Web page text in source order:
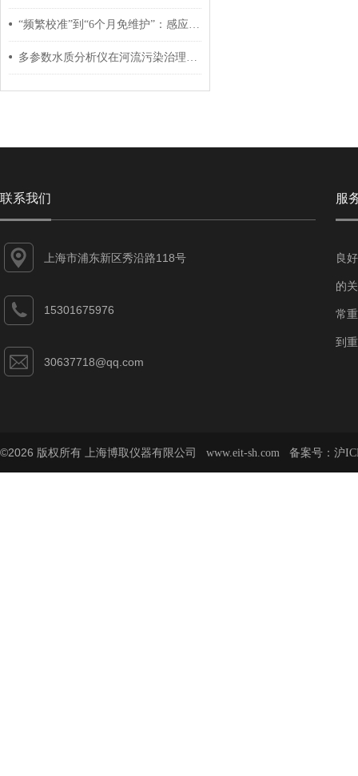
“频繁校准”到“6个月免维护”：感应式传感器如何革新运维？
多参数水质分析仪在河流污染治理中的应用探索
联系我们
上海市浦东新区秀沿路118号
15301675976
30637718@qq.com
服
良
的
常
到
©2026 版权所有 上海博取仪器有限公司 www.eit-sh.com 备案号： 沪